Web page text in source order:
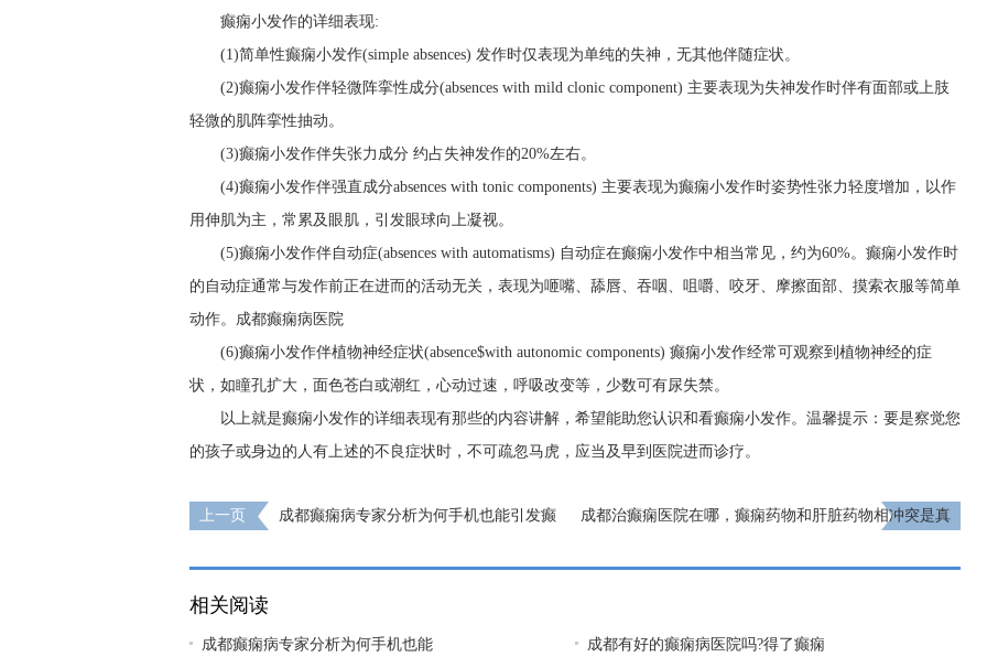
癫痫小发作的详细表现:
(1)简单性癫痫小发作(simple absences) 发作时仅表现为单纯的失神，无其他伴随症状。
(2)癫痫小发作伴轻微阵挛性成分(absences with mild clonic component) 主要表现为失神发作时伴有面部或上肢
轻微的肌阵挛性抽动。
(3)癫痫小发作伴失张力成分 约占失神发作的20%左右。
(4)癫痫小发作伴强直成分absences with tonic components) 主要表现为癫痫小发作时姿势性张力轻度增加，以作
用伸肌为主，常累及眼肌，引发眼球向上凝视。
(5)癫痫小发作伴自动症(absences with automatisms) 自动症在癫痫小发作中相当常见，约为60%。癫痫小发作时
的自动症通常与发作前正在进而的活动无关，表现为咂嘴、舔唇、吞咽、咀嚼、咬牙、摩擦面部、摸索衣服等简单
动作。 成都癫痫病医院
(6)癫痫小发作伴植物神经症状(absence$with autonomic components) 癫痫小发作经常可观察到植物神经的症
状，如瞳孔扩大，面色苍白或潮红，心动过速，呼吸改变等，少数可有尿失禁。
以上就是癫痫小发作的详细表现有那些的内容讲解，希望能助您认识和看癫痫小发作。温馨提示：要是察觉您
的孩子或身边的人有上述的不良症状时，不可疏忽马虎，应当及早到医院进而诊疗。
上一页
成都癫痫病专家分析为何手机也能引发癫
成都治癫痫医院在哪，癫痫药物和肝脏药物相冲突是真
相关阅读
成都癫痫病专家分析为何手机也能 成都有好的癫痫病医院吗?得了癫痫